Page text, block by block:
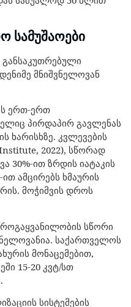
სამუშაოები
მნიშვნელოვან
ერთ-ერთ
პირდაპირ გავლენას
ხარისხზე. კვლევების
2022), სწორად
30%-ით ზრდის იატაკის
ამცირებს ხმაურის
მოჭიმვის დროს
სწორი
საქართველოს
მონაცემებით,
15-20 კვტ/სთ
სისტემების